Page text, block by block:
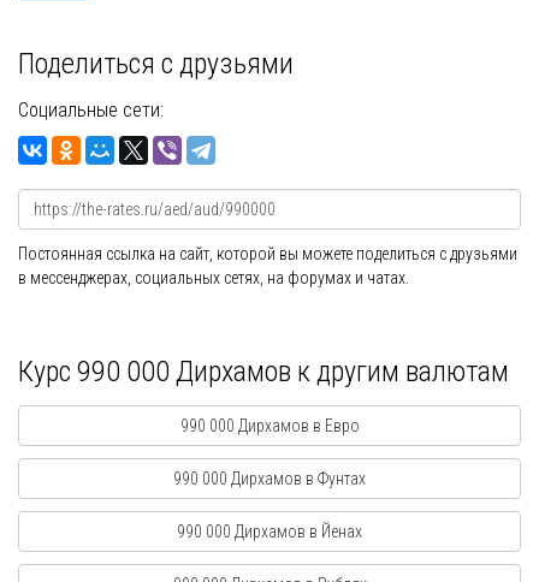
Поделиться с друзьями
Социальные сети:
Постоянная ссылка на сайт, которой вы можете поделиться с друзьями
в мессенджерах, социальных сетях, на форумах и чатах.
Курс 990 000 Дирхамов к другим валютам
990 000 Дирхамов в Евро
990 000 Дирхамов в Фунтах
990 000 Дирхамов в Йенах